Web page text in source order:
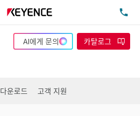
AI에게 문의 카탈로그
다운로드 고객 지원